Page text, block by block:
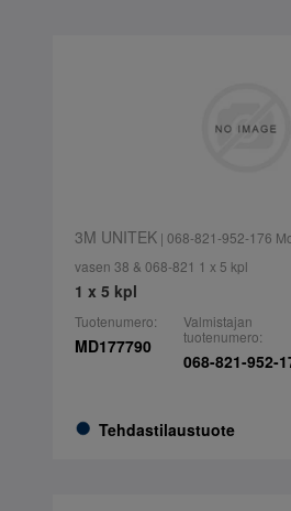
3M UNITEK| 068-821-952-176
vasen 38 & 068-821 1 x 5 kpl
1 x 5 kpl
Tuotenumero:
MD177790
Tehdastilaustuote
Valmistajan
tuotenumero:
068-821-952-